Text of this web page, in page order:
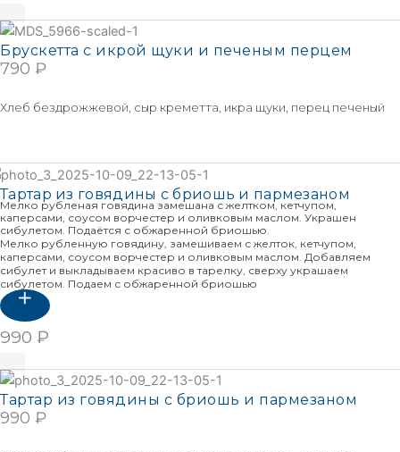
Брускетта с икрой щуки и печеным перцем
790 ₽
Хлеб бездрожжевой, сыр креметта, икра щуки, перец печеный
Тартар из говядины с бриошь и пармезаном
Мелко рубленая говядина замешана с желтком, кетчупом,
каперсами, соусом ворчестер и оливковым маслом. Украшен
сибулетом. Подаётся с обжаренной бриошью.
Мелко рубленную говядину, замешиваем с желток, кетчупом,
каперсами, соусом ворчестер и оливковым маслом. Добавляем
сибулет и выкладываем красиво в тарелку, сверху украшаем
сибулетом. Подаем с обжаренной бриошью
990 ₽
Тартар из говядины с бриошь и пармезаном
990 ₽